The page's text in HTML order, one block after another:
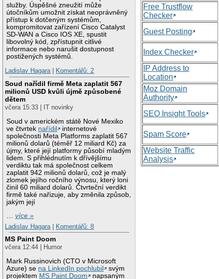
služby. Úspěšné zneužití může
útočníkům umožnit získat neoprávněný
přístup k dotčeným systémům,
kompromitovat zařízení Cisco Catalyst
SD-WAN a Cisco IOS XE, spustit
libovolný kód, zpřístupnit citlivé
informace nebo narušit dostupnost
postižených systémů.
Ladislav Hagara| Komentářů: 2
Soud nařídil firmě Meta zaplatit 567
milionů USD kvůli újmě způsobené
dětem
včera 15:33 | IT novinky
Soud v americkém státě Nové Mexiko
ve čtvrtek nařídil
internetové
společnosti Meta Platforms zaplatit 567
milionů dolarů (téměř 12 miliard Kč) za
újmy, které její platformy působí mladým
lidem. S přihlédnutím k dřívějšímu
verdiktu tak má společnost celkem
zaplatit 942 milionů dolarů, což je malý
zlomek jejího ročního výnosu, který loni
činil 60 miliard dolarů. Čtvrteční verdikt
firmě také nařizuje, aby změnila způsob,
jakým její
…více »
Ladislav Hagara
Komentářů: 8
MS Paint Doom
včera 12:44 | Humor
Mark Russinovich (CTO v Microsoft
Azure) se na LinkedIn pochlubil
svým
projektem MS Paint Doom
napsaným
Free Trustflow
Checker
Guest Posting
Index Checker
IP Address to
Location
Moz Domain
Authority
SEO Insight Tools
Spam Score
Website Traffic
Analysis